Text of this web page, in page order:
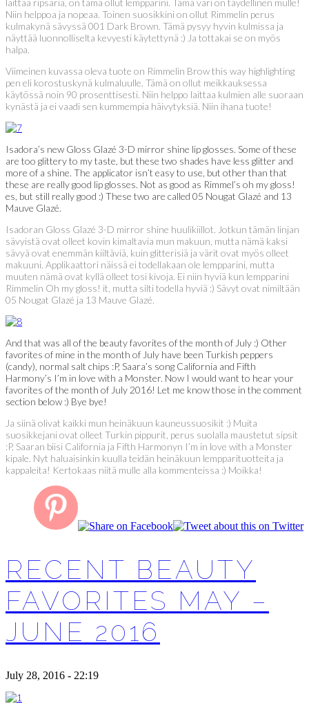
Niin helppoa ja nopeaa. Toinen suosikkini on ollut Rimmelin perus
kulmakynä sävyssä 001 Dark Brown. Tämä pysyy hyvin kulmissa ja
näyttää luonnolliselta kevyesti käytettynä :) Ja tottakai se on myös
halpa.
Viimeinen kuvassa oleva tuote on Rimmelin Brow this way highlighting
pen eli korostuskynä kulmaluulle. Tämä on ollut meikkauksessa
käytössä noin 90 prosenttisesti. Niin helppo laittaa kulmien alle suoraan
kynästä ja ei vaadi sen kummempia häivytyksiä. Niin ihana tuote!
Isadora’s new Gloss Glazé 3-D mirror shine lip glosses. Some of these
are too glittery to my taste, but these two shades have less glitter and
more of a shine. The applicator isn’t easy to use, but other than that
these are really good lip glosses. Not as good as Rimmel’s oh my gloss!
es, but still really good :) These two are called 05 Nougat Glazé and 13
Mauve Glazé.
Isadoran Gloss Glazé 3-D mirror shine huulikiillot. Jotkun tämän linjan
sävyistä ovat olleet kovin kimaltavia mun makuun, mutta nämä kaksi
sävyä ovat enemmän kiiltäviä, kuin glitterisiä ja värit ovat myös olleet
makuuni. Applikaattori näissä ei todellakaan ole lempparini, mutta
muuten nämä ovat kyllä olleet tosi kivoja. Ei niin hyviä kun lempparini
Rimmelin Oh my gloss! it, mutta silti todella hyviä :) Sävyt ovat nimiltään
05 Nougat Glazé ja 13 Mauve Glazé.
And that was all of the beauty favorites of the month of July :) Other
favorites of mine in the month of July have been Turkish peppers
(candy), normal salt chips :P, Saara’s song California and Fifth
Harmony’s I’m in love with a Monster. Now I would want to hear your
favorites of the month of July 2016! Let me know those in the comment
section below :) Bye bye!
Ja siinä olivat kaikki mun heinäkuun kauneussuosikit :) Muita
suosikkejani ovat olleet Turkin pippurit, perus suolalla maustetut sipsit
:P, Saaran biisi California ja Fifth Harmonyn I’m in love with a Monster
kipale. Nyt haluaisinkin kuulla teidän heinäkuun lempparituotteita ja
kappaleita! Kertokaas niitä mulle alla kommenteissa :) Moikka!
RECENT BEAUTY
FAVORITES MAY –
JUNE 2016
July 28, 2016 - 22:19